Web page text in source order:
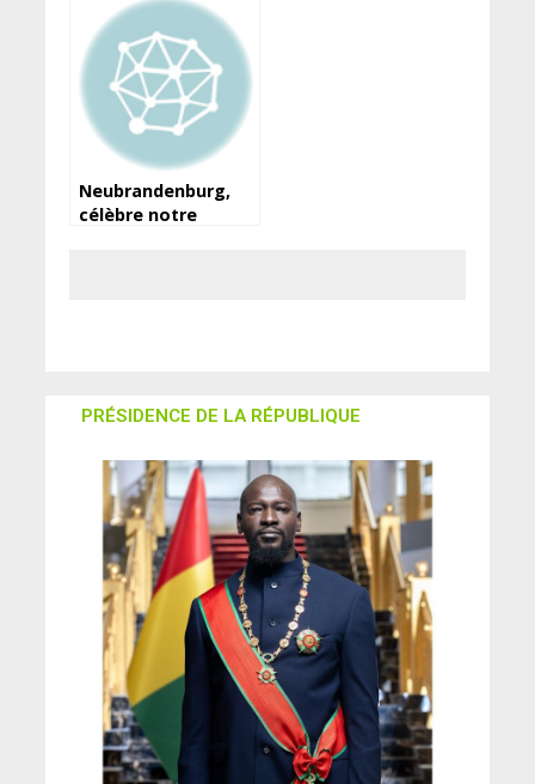
de la République de
Guinée – 2 octobre
2024 à Berlin
Neubrandenburg,
célèbre notre
PRÉSIDENCE DE LA RÉPUBLIQUE